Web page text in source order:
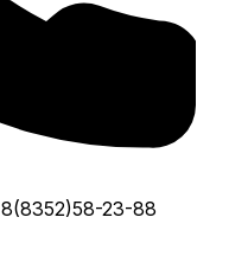
8(8352)58-23-88